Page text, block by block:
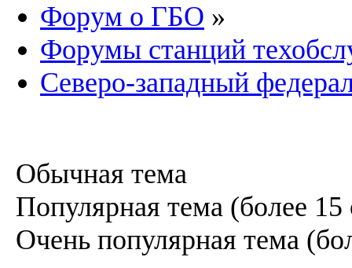
Форум о ГБО »
Форумы станций
Северо-западный
Обычная тема
Популярная тема (более 15
Очень популярная тема